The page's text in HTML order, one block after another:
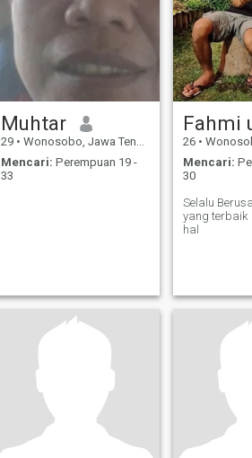
Muhtar
29 • Wonosobo, Jawa Tengah, Indonesia
Mencari: Perempuan 19 -
33
Fahmi
26 • Wonosobo,
Mencari:
30
Selalu
yang terbaik
hal